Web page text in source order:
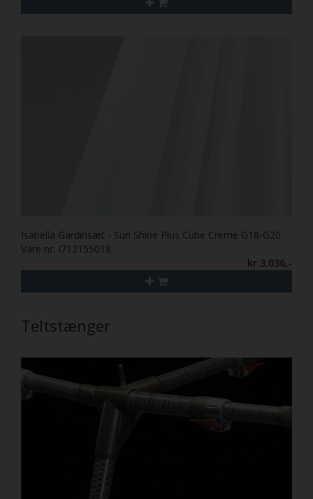
Isabella Gardinsæt - Sun Shine Plus Cube Creme G18-G20
Vare nr. I712155018
kr 3.036,-
Teltstænger